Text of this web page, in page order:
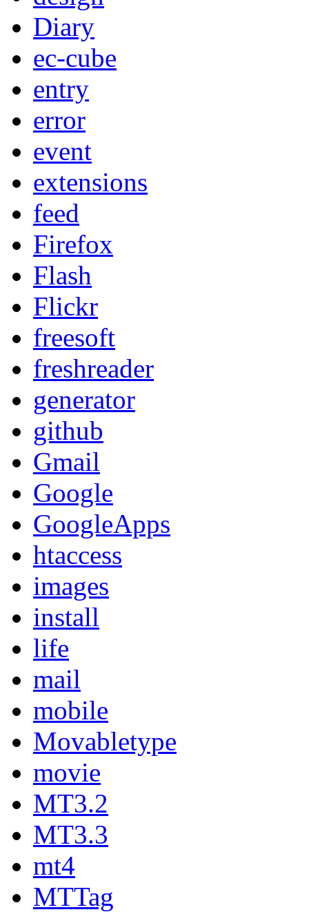
Diary
ec-cube
entry
error
event
extensions
feed
Firefox
Flash
Flickr
freesoft
freshreader
generator
github
Gmail
Google
GoogleApps
htaccess
images
install
life
mail
mobile
Movabletype
movie
MT3.2
MT3.3
mt4
MTTag